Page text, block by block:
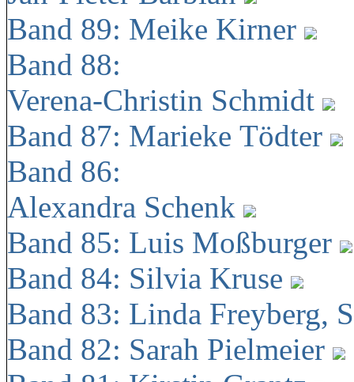
Band 89: Meike Kirner
Band 88:
Verena-Christin Schmidt
Band 87: Marieke Tödter
Band 86:
Alexandra Schenk
Band 85: Luis Moßburger
Band 84: Silvia Kruse
Band 83: Linda Freyberg,
Band 82: Sarah Pielmeier